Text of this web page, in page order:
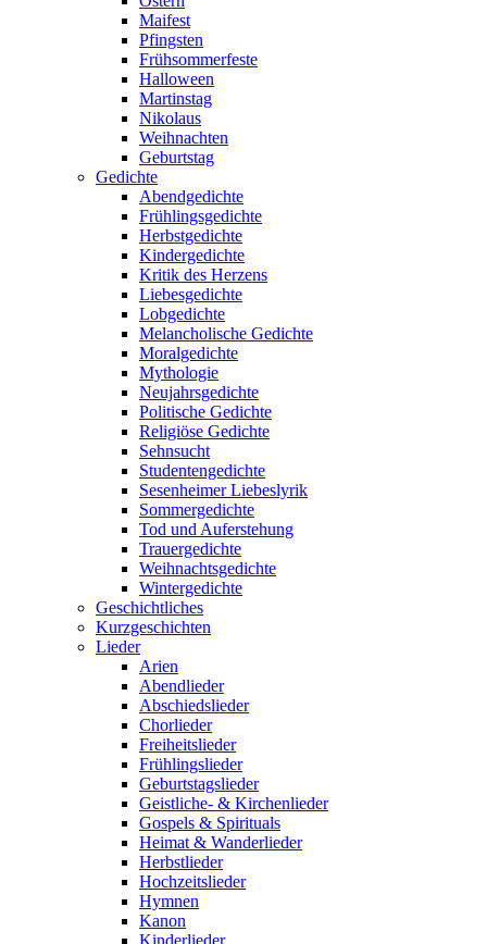
Maifest
Pfingsten
Frühsommerfeste
Halloween
Martinstag
Nikolaus
Weihnachten
Geburtstag
Gedichte
Abendgedichte
Frühlingsgedichte
Herbstgedichte
Kindergedichte
Kritik des Herzens
Liebesgedichte
Lobgedichte
Melancholische Gedichte
Moralgedichte
Mythologie
Neujahrsgedichte
Politische Gedichte
Religiöse Gedichte
Sehnsucht
Studentengedichte
Sesenheimer Liebeslyrik
Sommergedichte
Tod und Auferstehung
Trauergedichte
Weihnachtsgedichte
Wintergedichte
Geschichtliches
Kurzgeschichten
Lieder
Arien
Abendlieder
Abschiedslieder
Chorlieder
Freiheitslieder
Frühlingslieder
Geburtstagslieder
Geistliche- & Kirchenlieder
Gospels & Spirituals
Heimat & Wanderlieder
Herbstlieder
Hochzeitslieder
Hymnen
Kanon
Kinderlieder